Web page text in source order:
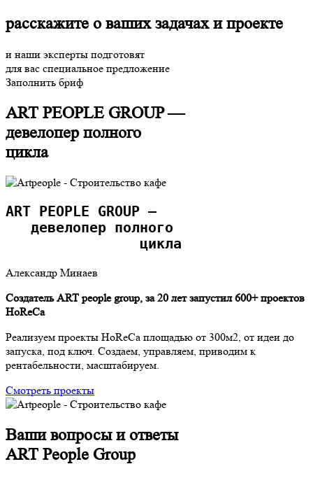
расскажите о ваших задачах и проекте
и наши эксперты подготовят
для вас специальное предложение
Заполнить бриф
ART PEOPLE GROUP —
девелопер полного
цикла
ART PEOPLE GROUP —
   девелопер полного
                цикла
Александр Минаев
Создатель ART people group, за 20 лет запустил 600+ проектов
HoReCa
Реализуем проекты HoReCa площадью от 300м2, от идеи до
запуска, под ключ. Создаем, управляем, приводим к
рентабельности, масштабируем.
Смотреть проекты
Ваши вопросы и ответы
ART People Group